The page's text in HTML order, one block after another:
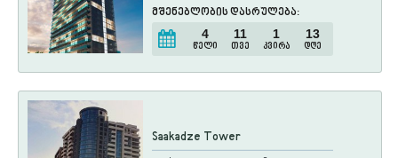
მშენებლობის დასრულება:
4 11 1 13
წელი თვე კვირა დღე
Saakadze Tower